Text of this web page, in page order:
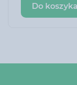
Do koszyka